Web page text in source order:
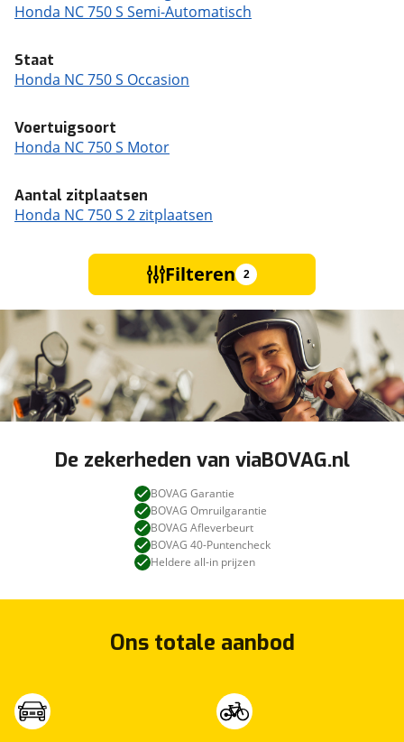
Honda NC 750 S Semi-Automatisch
Staat
Honda NC 750 S Occasion
Voertuigsoort
Honda NC 750 S Motor
Aantal zitplaatsen
Honda NC 750 S 2 zitplaatsen
Filteren 2
De zekerheden van viaBOVAG.nl
BOVAG Garantie
BOVAG Omruilgarantie
BOVAG Afleverbeurt
BOVAG 40-Puntencheck
Heldere all-in prijzen
Ons totale aanbod